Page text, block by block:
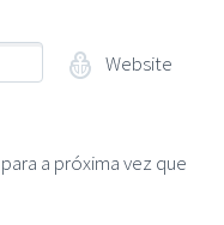
Website
a próxima vez que